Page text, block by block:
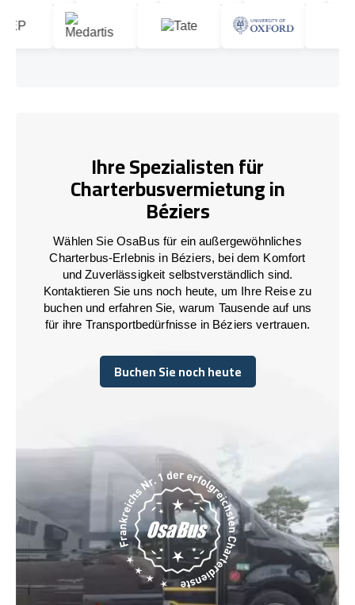
Ihre Spezialisten für
Charterbusvermietung in
Béziers
Wählen Sie OsaBus für ein außergewöhnliches
Charterbus-Erlebnis in Béziers, bei dem Komfort
und Zuverlässigkeit selbstverständlich sind.
Kontaktieren Sie uns noch heute, um Ihre Reise zu
buchen und erfahren Sie, warum Tausende auf uns
für ihre Transportbedürfnisse in Béziers vertrauen.
Buchen Sie noch heute
Buchen Sie noch heute